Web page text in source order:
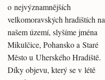
o nejvýznamnějších
velkomoravských hradištích na
našem území, slyšíme jména
Mikulčice, Pohansko a Staré
Město u Uherského Hradiště.
Díky objevu, který se v létě